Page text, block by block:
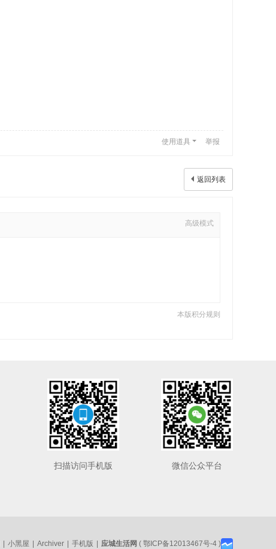
使用道具 举报
返回列表
高级模式
本版积分规则
微信公众平台
扫描访问手机版
小黑屋 Archiver 手机版 应城生活网 ( 鄂ICP备12013467号-4 )